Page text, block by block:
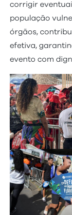
corrigir
população
órgãos,
efetiva,
evento com